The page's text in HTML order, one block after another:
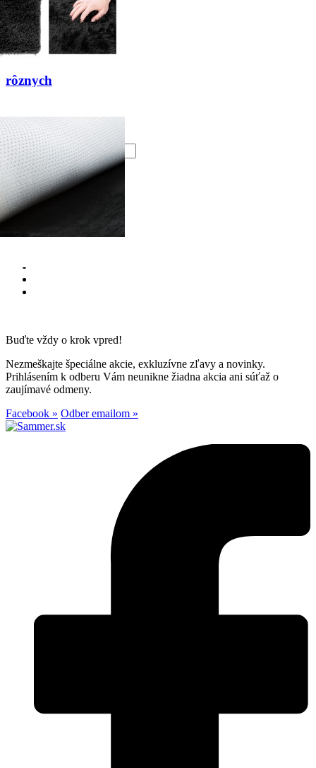
Čierny
koberec
rôznych
Cena 17,32 €
Vložiť do
košíka
Buďte vždy o krok vpred!
Nezmeškajte špeciálne akcie, exkluzívne zľavy a novinky.
Prihlásením k odberu Vám neunikne žiadna akcia ani súťaž o
zaujímavé odmeny.
Facebook » Odber emailom »